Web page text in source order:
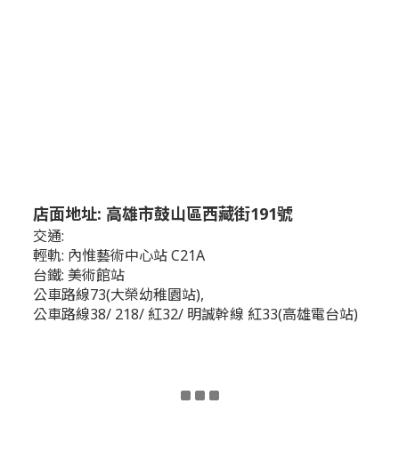
店面地址: 高雄市鼓山區西藏街191號
交通:
輕軌: 內惟藝術中心站 C21A
台鐵: 美術館站
公車路線73(大榮幼稚園站),
公車路線38/ 218/ 紅32/ 明誠幹線 紅33(高雄電台站)